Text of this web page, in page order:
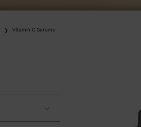
Vitamin C Serums